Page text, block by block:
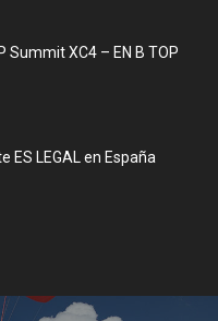
Summit XC4 – EN B TOP
ES LEGAL en España